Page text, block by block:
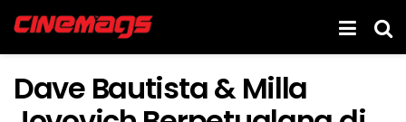
Dave Bautista & Milla